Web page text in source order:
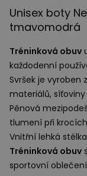
Unisex boty
tmavomodrá
Tréninková obuv
každodenní
Svršek je
materiálů, síťoviny
Pěnová
tlumení při
Vnitřní lehká stélka
Tréninková obuv
sportovní